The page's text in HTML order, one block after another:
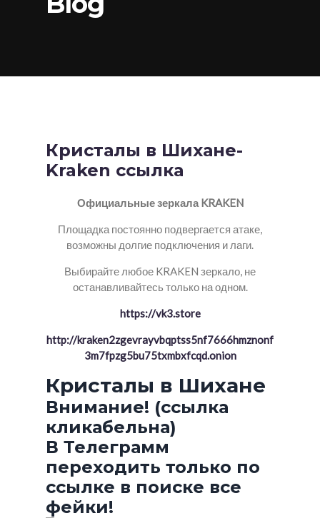
Кристалы в Шихане-
Kraken ссылка
Официальные зеркала KRAKEN
Площадка постоянно подвергается атаке,
возможны долгие подключения и лаги.
Выбирайте любое KRAKEN зеркало, не
останавливайтесь только на одном.
https://vk3.store
http://kraken2zgevrayvbqptss5nf7666hmznonf
3m7fpzg5bu75txmbxfcqd.onion
Кристалы в Шихане
Внимание! (ссылка
кликабельна)
В Телеграмм
переходить только по
ссылке в поиске все
фейки!